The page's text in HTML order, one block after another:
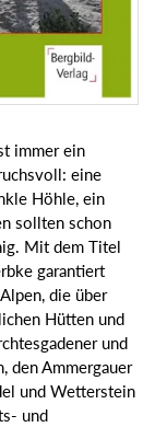
immer ein
eine
Höhle, ein
sollten schon
Mit dem Titel
garantiert
die über
Hütten und
und
den Ammergauer
und Wetterstein
und